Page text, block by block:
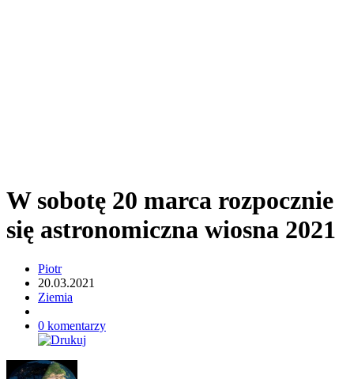
W sobotę 20 marca rozpocznie
się astronomiczna wiosna 2021
Piotr
20.03.2021
Ziemia
0 komentarzy